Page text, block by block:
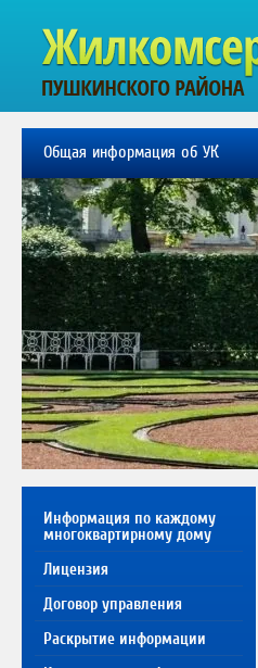
Общая информация об УК
Информация по каждому
многоквартирному дому
Лицензия
Договор управления
Раскрытие информации